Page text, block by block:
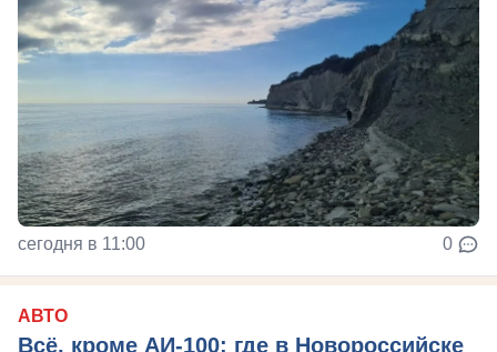
сегодня в 11:00 0
АВТО
Всё, кроме АИ-100: где в Новороссийске